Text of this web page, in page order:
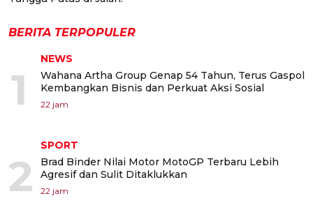
BERITA TERPOPULER
1
NEWS
Wahana Artha Group Genap 54 Tahun, Terus Gaspol
Kembangkan Bisnis dan Perkuat Aksi Sosial
22 jam
2
SPORT
Brad Binder Nilai Motor MotoGP Terbaru Lebih
Agresif dan Sulit Ditaklukkan
22 jam